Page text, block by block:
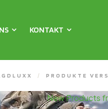
KONTAKT
/ PRODUKTE
New Products